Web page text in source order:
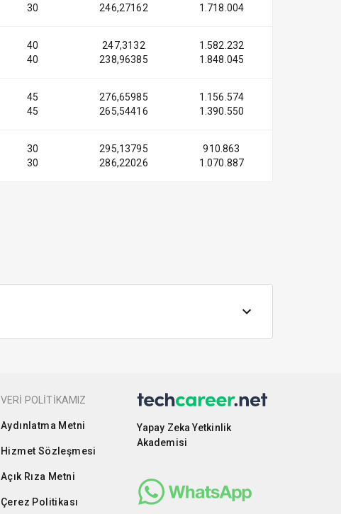
30
246,27162
1.718.004
40
40
247,3132
238,96385
1.582.232
1.848.045
45
45
276,65985
265,54416
1.156.574
1.390.550
30
30
295,13795
286,22026
910.863
1.070.887
VERİ POLİTİKAMIZ
Aydınlatma Metni
Hizmet Sözleşmesi
Açık Rıza Metni
Çerez Politikası
Yapay Zeka Yetkinlik
Akademisi